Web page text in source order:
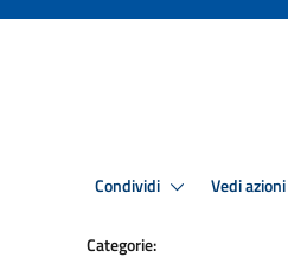
Condividi Vedi azioni
Categorie: